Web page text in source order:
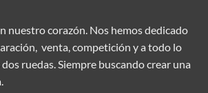
nuestro corazón. Nos hemos dedicado
venta, competición y a todo lo
ruedas. Siempre buscando crear una